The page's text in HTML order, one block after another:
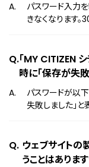
います。 以下のサイトをご確認ください。 スマートウオッチ
上手な使いかた ＊操作方法の詳細は製品ごと
パスワード入力
きなくなります
「MY CITIZEN
時に「保存が失
パスワードが以
失敗しました」
ウェブサイトの
うことはありま